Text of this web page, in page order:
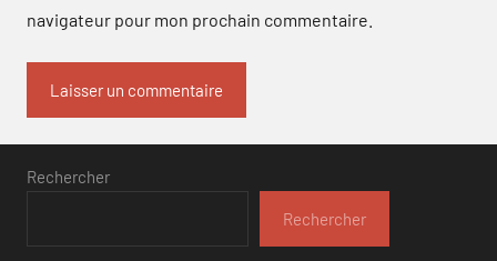
navigateur pour mon prochain commentaire.
Rechercher
Rechercher